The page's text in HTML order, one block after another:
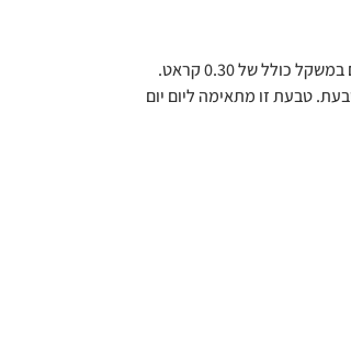
טבעת יהלומים איטרניטי (Eternity) משובצת יהלומים לבנים ונוצצים במשקל כולל של 0.30 קראט.
טבעת זו מתאימה ליום יום